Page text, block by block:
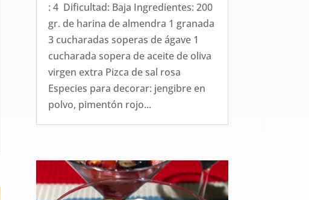
: 4 Dificultad: Baja Ingredientes: 200
gr. de harina de almendra 1 granada
3 cucharadas soperas de ágave 1
cucharada sopera de aceite de oliva
virgen extra Pizca de sal rosa
Especies para decorar: jengibre en
polvo, pimentón rojo...